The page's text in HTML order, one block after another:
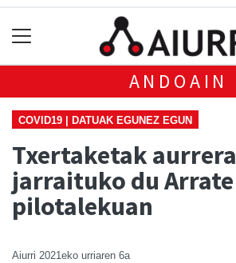
ANDOAIN
COVID19 | DATUAK EGUNEZ EGUN
Txertaketak aurrera
jarraituko du Arrate
pilotalekuan
Aiurri 2021eko urriaren 6a